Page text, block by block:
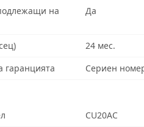
на
Да
24 мес.
гаранцията
Сериен
CU20AC